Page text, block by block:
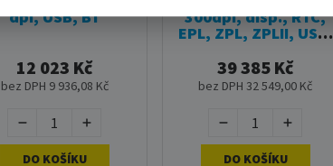
dpi, USB, BT
12 023 Kč
bez DPH 9 936,08 Kč
DO KOŠÍKU
300dpi, disp., RTC,
EPL, ZPL, ZPLII, USB,
39 385 Kč
bez DPH 32 549,00 Kč
DO KOŠÍKU